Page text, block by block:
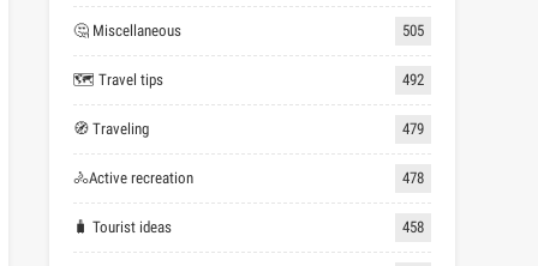
🤔 Miscellaneous 505
🗺 Travel tips 492
🧭 Traveling 479
🚴Active recreation 478
🧳 Tourist ideas 458